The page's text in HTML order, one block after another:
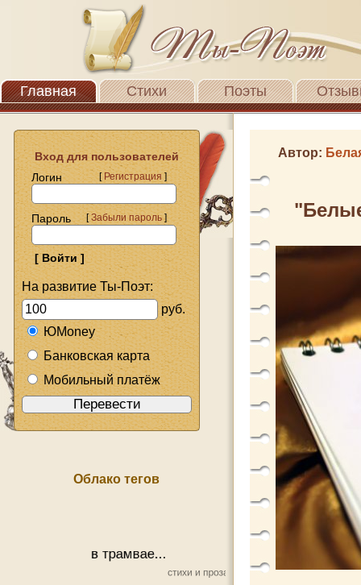
Главная Стихи Поэты
Вход для пользователей
Логин
[Регистрация]
Пароль [Забыли пароль]
На развитие Ты-Поэт:
руб.
ЮMoney
Банковская карта
Мобильный платёж
Облако тегов
Автор: